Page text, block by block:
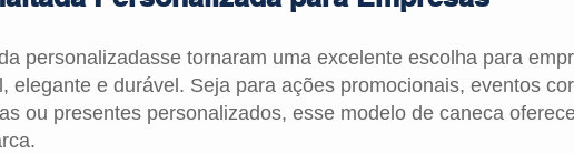
personalizadasse tornaram uma excelente escolha para
elegante e durável. Seja para ações promocionais, eventos
ou presentes personalizados, esse modelo de caneca